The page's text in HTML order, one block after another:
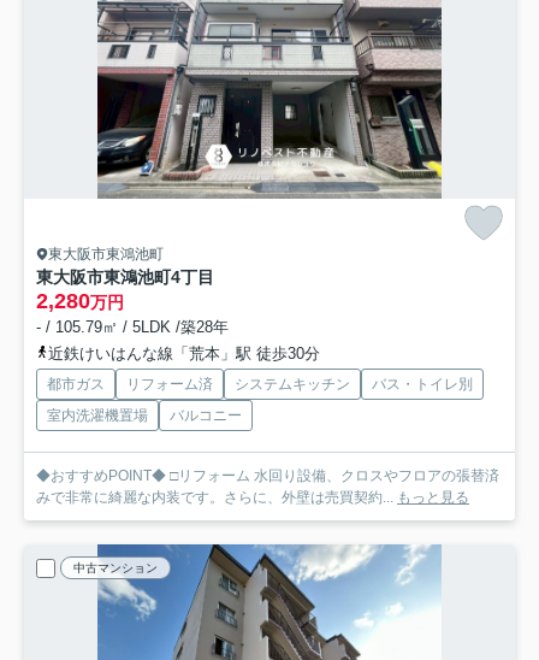
東大阪市東鴻池町
東大阪市東鴻池町4丁目
2,280万円
- / 105.79㎡ / 5LDK /築28年
近鉄けいはんな線「荒本」駅 徒歩30分
都市ガス リフォーム済 システムキッチン
バス・トイレ別
室内洗濯機置場
バルコニー
◆おすすめPOINT◆ □リフォーム 水回り設備、クロスやフロアの張替済
みで非常に綺麗な内装です。さらに、外壁は売買契約...
もっと見る
中古マンション